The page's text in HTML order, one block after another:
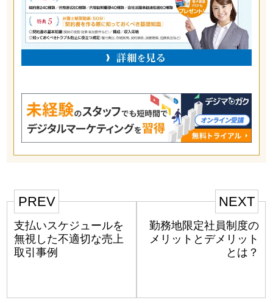
PREV
支払いスケジュールを
無視した不適切な売上
取引事例
NEXT
勤務地限定社員制度の
メリットとデメリット
とは？